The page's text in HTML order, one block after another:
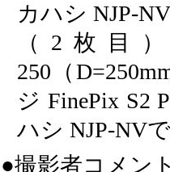
カハシ NJP-
（2枚目
250（
ジ FinePix S2
ハシ NJP-NV
●撮影者コメン